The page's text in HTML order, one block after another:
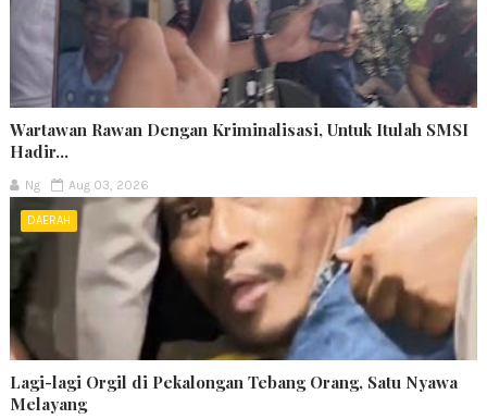
Wartawan Rawan Dengan Kriminalisasi, Untuk Itulah SMSI
Hadir...
Ng Aug 03, 2026
DAERAH
Lagi-lagi Orgil di Pekalongan Tebang Orang, Satu Nyawa
Melayang